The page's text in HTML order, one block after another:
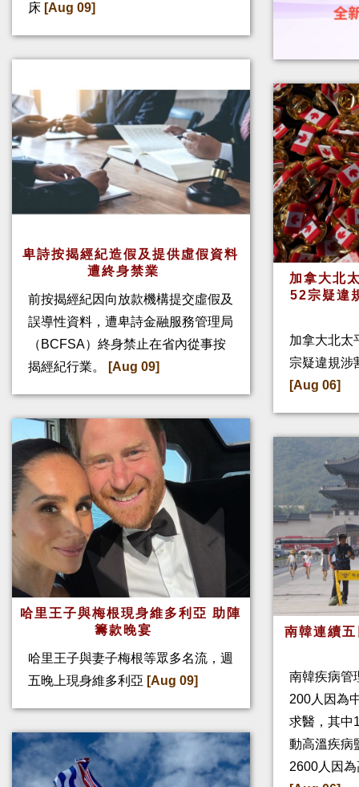
床 [Aug 09]
卑詩按揭經紀造假及提供虛假資料
遭終身禁業
前按揭經紀因向放款機構提交虛假及
誤導性資料，遭卑詩金融服務管理局
（BCFSA）終身禁止在省內從事按
揭經紀行業。
[Aug 09]
哈里王子與梅根現身維多利亞 助陣
籌款晚宴
哈里王子與妻子梅根等眾多名流，週
五晚上現身維多利亞 [Aug 09]
加拿大北
52宗疑違
加拿大北太
宗疑違規涉
[Aug 06]
南韓連續
南韓疾病管
200人因為
求醫，其中
動高溫疾病
2600人因